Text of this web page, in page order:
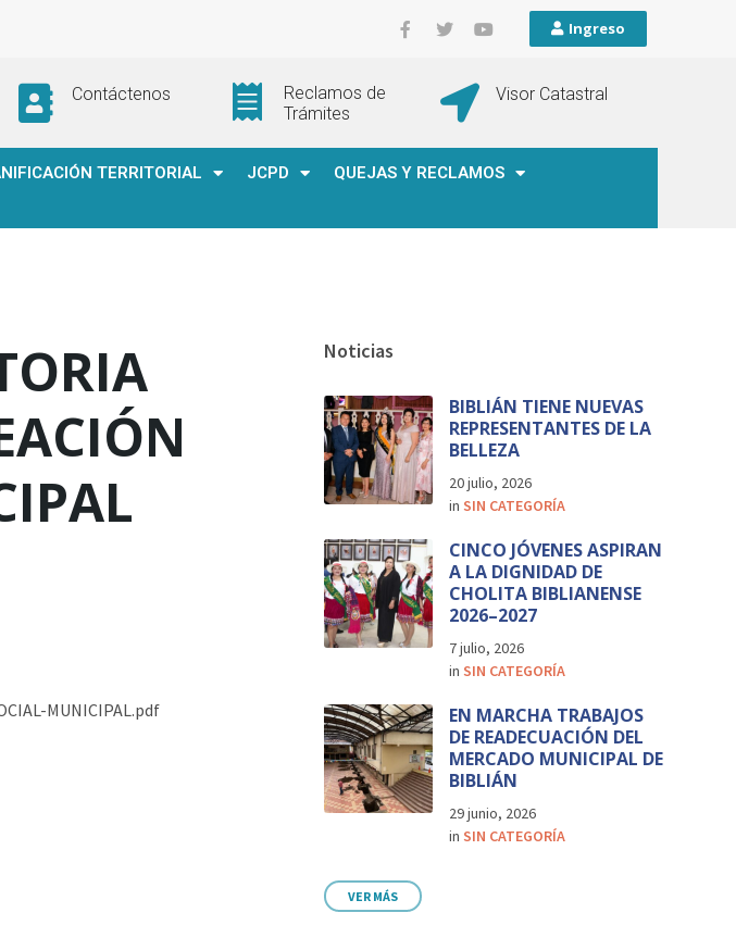
Ingreso
Contáctenos
Reclamos de
Trámites
Visor Catastral
TERRITORIAL JCPD
QUEJAS Y RECLAMOS
MUNICIPAL.pdf
Noticias
BIBLIÁN TIENE NUEVAS
REPRESENTANTES DE LA
BELLEZA
20 julio, 2026
inSIN CATEGORÍA
CINCO JÓVENES ASPIRAN
A LA DIGNIDAD DE
CHOLITA BIBLIANENSE
2026–2027
7 julio, 2026
inSIN CATEGORÍA
EN MARCHA TRABAJOS
DE READECUACIÓN DEL
MERCADO MUNICIPAL DE
BIBLIÁN
29 junio, 2026
inSIN CATEGORÍA
VER MÁS